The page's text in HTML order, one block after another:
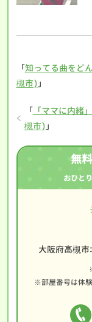
「知ってる曲をど
槻市) 」
「「ママに内緒
槻市) 」
無
おひと
大阪府高槻
※部屋番号は体